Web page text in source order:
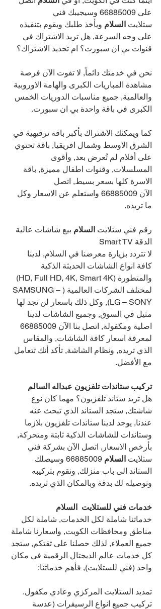
على 66885009 وسيجيبك فني
ستلايت السلام ويأخذ طلبك ويقوم بتنفيذه
على وجه السرعة, هل تريد الاشتراك في
قنوات بي ان سبورت؟ ام تجديد الاشتراك؟
نحن في خدمتك دائماً, لا تفوت الآن فرصة
مشاهدة المباريات الكبرى والهامة الاوروبية
والعالمية, جميع مناسبات الدوريات الخمس
الكبرى في باقة واحدة بي ان سبورت.
كما ويمكنك الاشتراك بأكبر باقة ترفيهية في
الشرق الاوسط وشمال افريقيا, باقة تحتوي
على أفلام لم تُعرض بعد, وأقوى
المسلسلات, وقنوات اطفال مميزة, باقة
الاسرة كلها بسعر بسيط, اتصل
الآن 66885009 واستعلم عن الاسعار وكل
ما تريده.
رقم فني ستلايت السلام بيع شاشات عالية
الدقة Smart TV
لا تتردد بزيارة معرضنا في السلام, لدينا
كافة انواع الشاشات الحديثة الذكية
والمتطورة (HD, Full HD, 4K, Smart 4K)
لمختلف الشركات العالمية (SAMSUNG –
LG – SONY), وكل ذلك باسعار لن تجد لها
مثيل في السوق, وجميع الشاشات لدينا
اصلية ومكفولة, اتصل بنا الآن 66885009
لمعرفة اسعار كافة الشاشات, والمقاس
الذي تريده, ونظام الشاشة, تأكد أنك تتعامل
مع الأفضل.
تركيب ستاندات تلفزيون عبداله السالم
هل تريد ستاند تلفزيون؟ مهما كان نوع
شاشتك, ستجد الستاند الذي تبحث عنه
عندنا, يوجد لدينا ستاندات تلفزيون بلازما
وستاندات للشاشات الذكية ثابتة ومتحركة,
بأرخص الاسعار, اتصل الآن بشركة فني
ستلايت السلام 66885009 وسيصلك
الستاند الى باب منزلك, ونقوم بتركيبه
وتوصيله لك بدقة وبالمكان الذي تريده.
خدمات فني للستلايت  السلام
خدماتنا شاملة لكل الخدمات, شاملة لكل
مناطق ومحافظات الكويت, واسعارنا شاملة
جميع العملاء, لذلك حصلنا على ثقتكم, ستجد
كل خدمات عالم الديجتال الرقمية في مكان
واحد (فني للستلايت), فأهم خدماتنا:
تمديد الستلايت المركزي وعادي مكفول.
تركيب جميع انواع الرسيفرات (عدسة